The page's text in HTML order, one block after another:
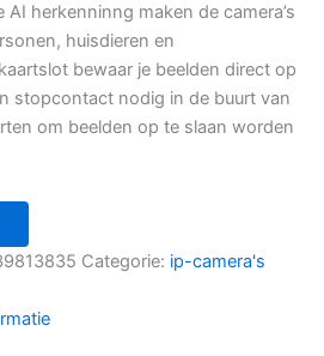
herkenninng maken de camera’s
huisdieren en
bewaar je beelden direct op
stopcontact nodig in de buurt van
om beelden op te slaan worden
Categorie: ip-camera's